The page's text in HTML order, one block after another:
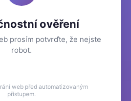
ověření
prosím potvrďte, že nejste
robot.
web před automatizovaným
přístupem.